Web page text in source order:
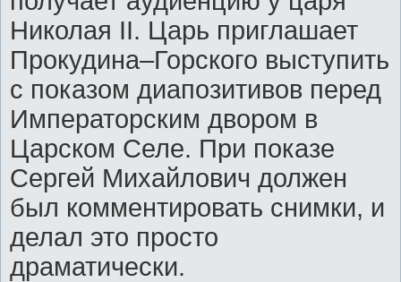
Николая II. Царь приглашает
Прокудина–Горского выступить
с показом диапозитивов перед
Императорским двором в
Царском Селе. При показе
Сергей Михайлович должен
был комментировать снимки, и
делал это просто
драматически.